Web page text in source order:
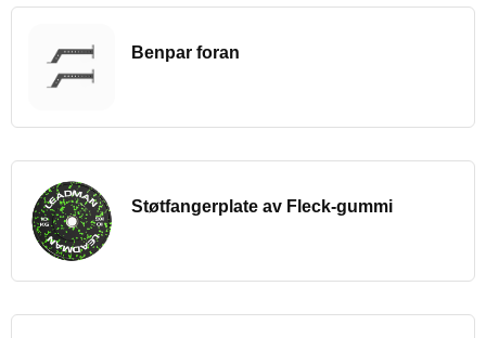
Benpar foran
Støtfangerplate av Fleck-gummi